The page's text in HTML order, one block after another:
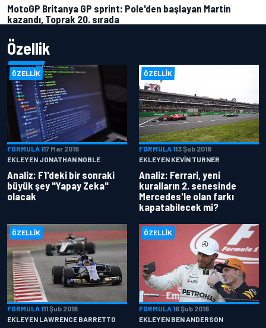
MotoGP Britanya GP sprint: Pole'den başlayan Martin
kazandı, Toprak 20. sırada
Özellik
ÖZELLIK
FORMULA 117 Mar 2018
EKLEYEN JONATHAN NOBLE
Analiz: F1'deki bir sonraki
büyük şey "Yapay Zeka"
olacak
ÖZELLIK
FORMULA 113 Şub 2018
EKLEYEN KEVIN TURNER
Analiz: Ferrari, yeni
kuralların 2. senesinde
Mercedes'le olan farkı
kapatabilecek mi?
ÖZELLIK
FORMULA 111 Şub 2018
EKLEYEN LAWRENCE BARRETTO
ÖZELLIK
FORMULA 16 Şub 2018
EKLEYEN BEN ANDERSON